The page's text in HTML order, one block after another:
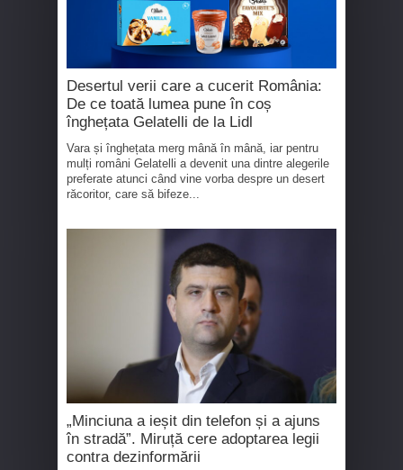
Desertul verii care a cucerit România:
De ce toată lumea pune în coș
înghețata Gelatelli de la Lidl
Vara și înghețata merg mână în mână, iar pentru
mulți români Gelatelli a devenit una dintre alegerile
preferate atunci când vine vorba despre un desert
răcoritor, care să bifeze...
„Minciuna a ieșit din telefon și a ajuns
în stradă”. Miruță cere adoptarea legii
contra dezinformării